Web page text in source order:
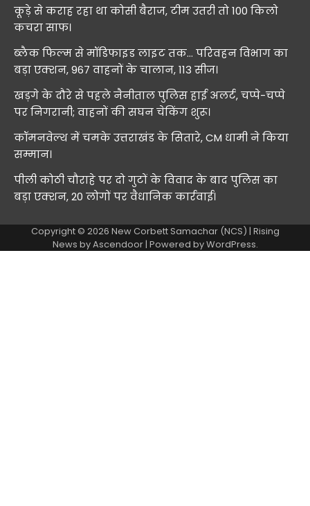
कूड़े से कराह रहा था कोसी बैराज, टीम उतरी तो 100 किलो
कचरा साफ।
ब्लैक फिल्म से मॉडिफाइड लाइट तक… परिवहन विभाग का
बड़ा एक्शन, 967 वाहनों के चालान, 113 सीज।
खड़गे के दौरे से पहले नैनीताल पुलिस हाई अलर्ट, चप्पे-चप्पे
पर निगरानी; वाहनों की सघन चेकिंग शुरू।
कॉमनवेल्थ में चमके उत्तराखंड के सितारे, CM धामी ने किया
सम्मान।
पीली कोठी चौराहे पर दो गुटों के विवाद के बाद पुलिस का
बड़ा एक्शन, 20 लोगों पर वैधानिक कार्रवाई।
Copyright © 2026 New Corbett Samachar (NCS) | Rising
News byAscendoor| Powered byWordPress.